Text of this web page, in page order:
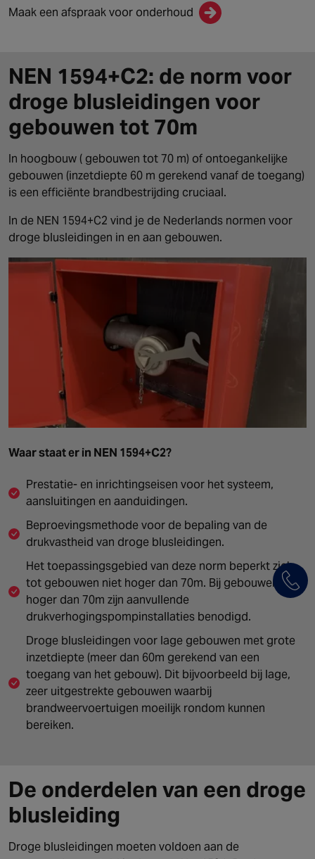
Maak een afspraak voor onderhoud
NEN 1594+C2: de norm voor
droge blusleidingen voor
gebouwen tot 70m
In hoogbouw ( gebouwen tot 70 m) of ontoegankelijke
gebouwen (inzetdiepte 60 m gerekend vanaf de toegang)
is een efficiënte brandbestrijding cruciaal.
In de NEN 1594+C2 vind je de Nederlands normen voor
droge blusleidingen in en aan gebouwen.
Waar staat er in NEN 1594+C2?
Prestatie- en inrichtingseisen voor het systeem,
aansluitingen en aanduidingen.
Beproevingsmethode voor de bepaling van de
drukvastheid van droge blusleidingen.
Het toepassingsgebied van deze norm beperkt zich
tot gebouwen niet hoger dan 70m. Bij gebouwen
hoger dan 70m zijn aanvullende
drukverhogingspompinstallaties benodigd.
Droge blusleidingen voor lage gebouwen met grote
inzetdiepte (meer dan 60m gerekend van een
toegang van het gebouw). Dit bijvoorbeeld bij lage,
zeer uitgestrekte gebouwen waarbij
brandweervoertuigen moeilijk rondom kunnen
bereiken.
De onderdelen van een droge
blusleiding
Droge blusleidingen moeten voldoen aan de